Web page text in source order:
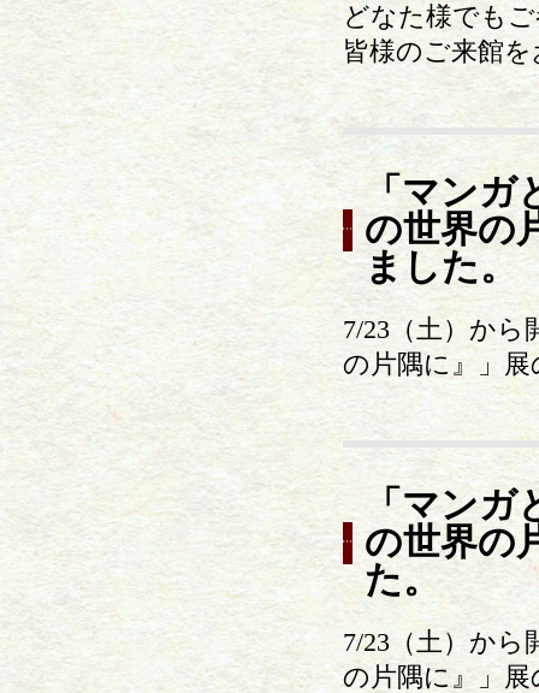
どなた様でも
皆様のご来館
「マンガ
の世界の
ました。
7/23（土）か
の片隅に』」
「マン
の世界の
た。
7/23（土）か
の片隅に』」